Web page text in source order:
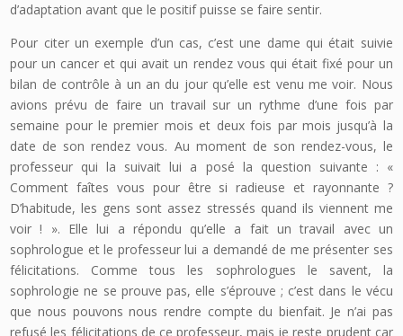
d’adaptation avant que le positif puisse se faire sentir.
Pour citer un exemple d’un cas, c’est une dame qui était suivie
pour un cancer et qui avait un rendez vous qui était fixé pour un
bilan de contrôle à un an du jour qu’elle est venu me voir. Nous
avions prévu de faire un travail sur un rythme d’une fois par
semaine pour le premier mois et deux fois par mois jusqu’à la
date de son rendez vous. Au moment de son rendez-vous, le
professeur qui la suivait lui a posé la question suivante : «
Comment faîtes vous pour être si radieuse et rayonnante ?
D’habitude, les gens sont assez stressés quand ils viennent me
voir ! ». Elle lui a répondu qu’elle a fait un travail avec un
sophrologue et le professeur lui a demandé de me présenter ses
félicitations. Comme tous les sophrologues le savent, la
sophrologie ne se prouve pas, elle s’éprouve ; c’est dans le vécu
que nous pouvons nous rendre compte du bienfait. Je n’ai pas
refusé les félicitations de ce professeur, mais je reste prudent car